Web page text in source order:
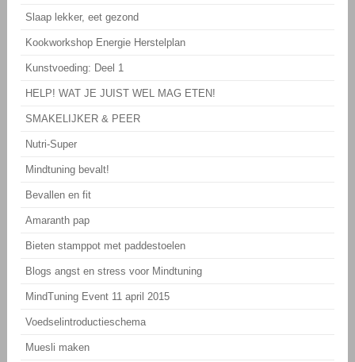
Slaap lekker, eet gezond
Kookworkshop Energie Herstelplan
Kunstvoeding: Deel 1
HELP! WAT JE JUIST WEL MAG ETEN!
SMAKELIJKER & PEER
Nutri-Super
Mindtuning bevalt!
Bevallen en fit
Amaranth pap
Bieten stamppot met paddestoelen
Blogs angst en stress voor Mindtuning
MindTuning Event 11 april 2015
Voedselintroductieschema
Muesli maken